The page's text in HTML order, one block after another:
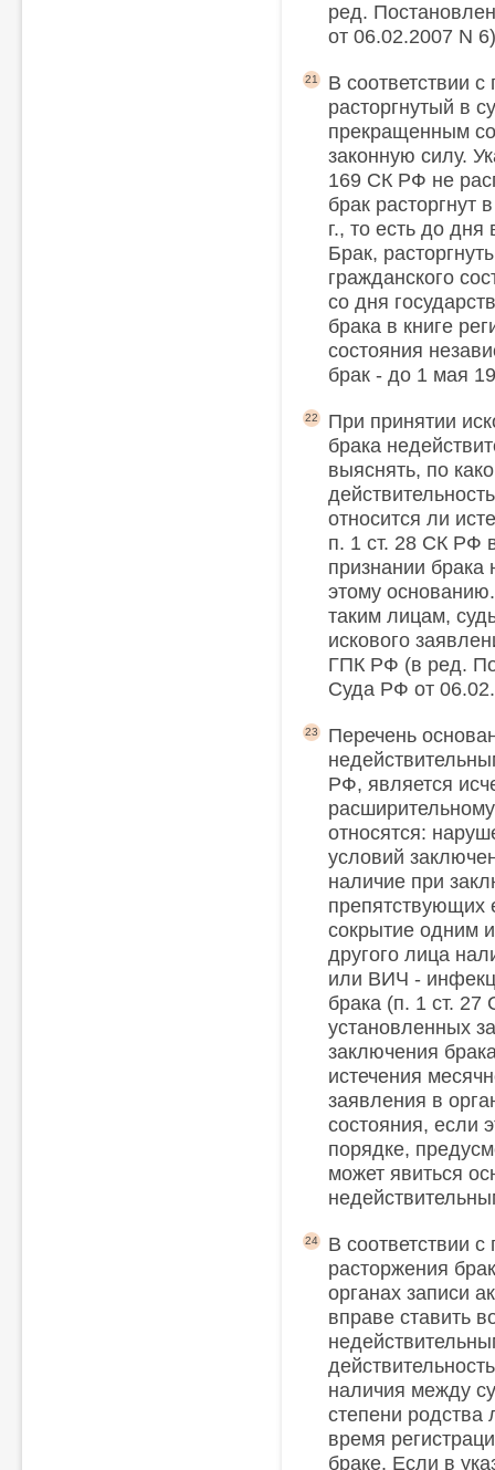
ред.
от 06.02.2007 N 6)
В соответствии
расторгнутый в
прекращенным
законную силу.
169 СК РФ не
брак расторгнут
г., то есть до
Брак,
гражданского
со дня
брака в книге
состояния
брак - до 1 мая
21
При принятии
брака
выяснять, по
относится ли
п. 1 ст. 28 СК РФ
признании
этому
таким лицам,
искового
ГПК РФ (в ред.
Суда РФ от
22
Перечень
РФ, является
относятся:
условий
наличие при
препятствующих
сокрытие одним
другого лица
или ВИЧ -
брака (п. 1 ст.
установленных
заключения
истечения
заявления в
состояния, если
порядке,
может явиться
23
В соответствии
расторжения
органах записи
вправе ставить
наличия между
степени родства
время
браке. Если в
24